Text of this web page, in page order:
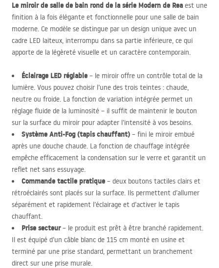
Le miroir de salle de bain rond de la série Modern de Rea est une
finition à la fois élégante et fonctionnelle pour une salle de bain
moderne. Ce modèle se distingue par un design unique avec un
cadre LED laiteux, interrompu dans sa partie inférieure, ce qui
apporte de la légèreté visuelle et un caractère contemporain.
Éclairage LED réglable – le miroir offre un contrôle total de la
lumière. Vous pouvez choisir l’une des trois teintes : chaude,
neutre ou froide. La fonction de variation intégrée permet un
réglage fluide de la luminosité – il suffit de maintenir le bouton
sur la surface du miroir pour adapter l’intensité à vos besoins.
Système Anti-Fog (tapis chauffant) – fini le miroir embué
après une douche chaude. La fonction de chauffage intégrée
empêche efficacement la condensation sur le verre et garantit un
reflet net sans essuyage.
Commande tactile pratique – deux boutons tactiles clairs et
rétroéclairés sont placés sur la surface. Ils permettent d’allumer
séparément et rapidement l’éclairage et d’activer le tapis
chauffant.
Prise secteur– le produit est prêt à être branché rapidement.
Il est équipé d’un câble blanc de 115 cm monté en usine et
terminé par une prise standard, permettant un branchement
direct sur une prise murale.